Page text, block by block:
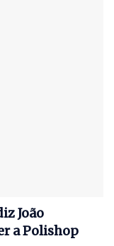
João
a Polishop